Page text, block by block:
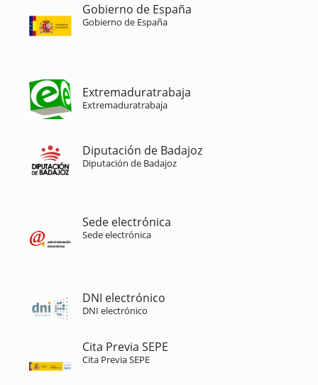
Gobierno de España
Gobierno de España
Extremaduratrabaja
Extremaduratrabaja
Diputación de Badajoz
Diputación de Badajoz
Sede electrónica
Sede electrónica
DNI electrónico
DNI electrónico
Cita Previa SEPE
Cita Previa SEPE